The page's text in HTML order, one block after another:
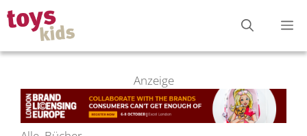
Zum
Inhalt
springen
Anzeige